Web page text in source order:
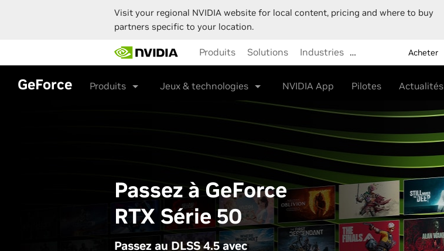
Visit your regional NVIDIA website for local content, pricing and where to buy
partners specific to your location.
main
content
Produits Solutions Industries … Acheter
GeForce Produits Jeux & technologies NVIDIA App Pilotes Actualités
Passez à GeForce
RTX Série 50
Passez au DLSS 4.5 avec